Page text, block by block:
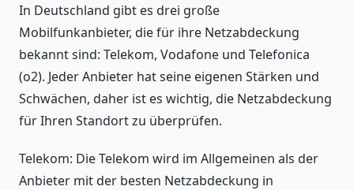
In Deutschland gibt es drei große
Mobilfunkanbieter, die für ihre Netzabdeckung
bekannt sind: Telekom, Vodafone und Telefonica
(o2). Jeder Anbieter hat seine eigenen Stärken und
Schwächen, daher ist es wichtig, die Netzabdeckung
für Ihren Standort zu überprüfen.
Telekom: Die Telekom wird im Allgemeinen als der
Anbieter mit der besten Netzabdeckung in